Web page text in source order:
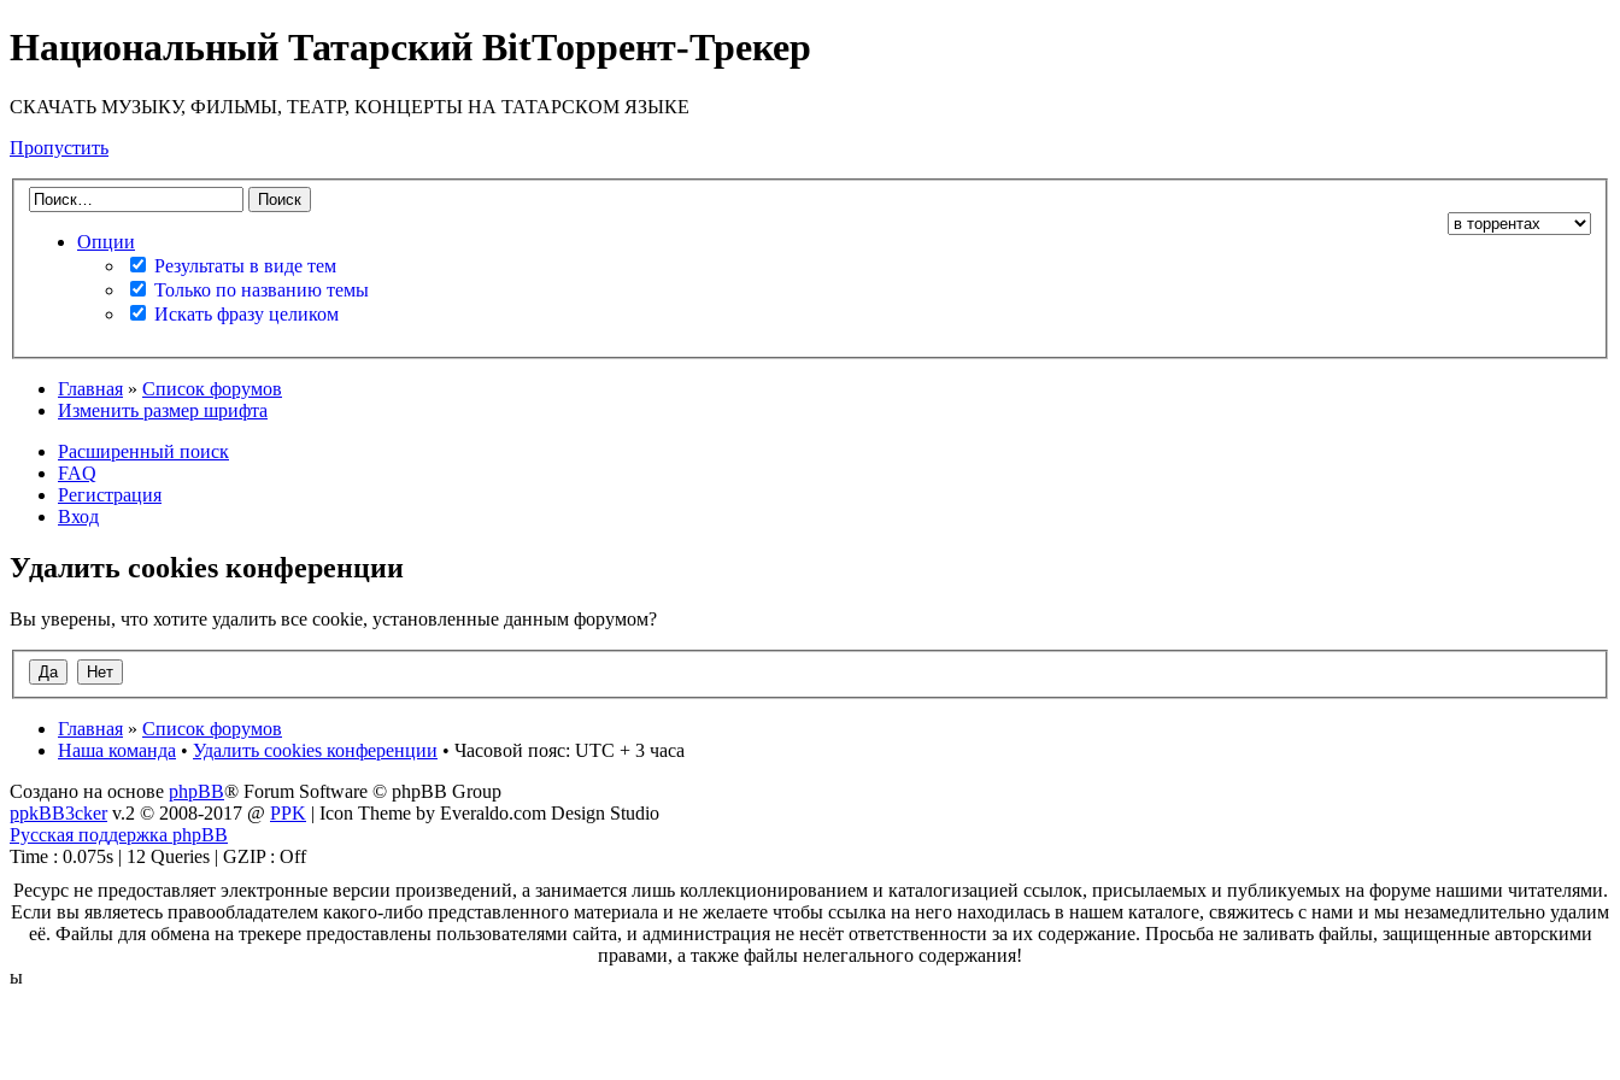
Национальный Татарский BitТоррент-Трекер
СКАЧАТЬ МУЗЫКУ, ФИЛЬМЫ, ТЕАТР, КОНЦЕРТЫ НА ТАТАРСКОМ ЯЗЫКЕ
Пропустить
Опции
Результаты в виде тем
Только по названию темы
Искать фразу целиком
Главная » Список форумов
Изменить размер шрифта
Расширенный поиск
FAQ
Регистрация
Вход
Удалить cookies конференции
Вы уверены, что хотите удалить все cookie, установленные данным форумом?
Главная » Список форумов
Наша команда • Удалить cookies конференции • Часовой пояс: UTC + 3 часа
Создано на основе phpBB® Forum Software © phpBB Group
ppkBB3ckerv.2 © 2008-2017 @ PPK | Icon Theme by Everaldo.com Design Studio
Русская поддержка phpBB
Time : 0.075s | 12 Queries | GZIP : Off
Ресурс не предоставляет электронные версии произведений, а занимается лишь коллекционированием и каталогизацией ссылок, присылаемых и публикуемых на форуме нашими читателями.
Если вы являетесь правообладателем какого-либо представленного материала и не желаете чтобы ссылка на него находилась в нашем каталоге, свяжитесь с нами и мы незамедлительно удалим
её. Файлы для обмена на трекере предоставлены пользователями сайта, и администрация не несёт ответственности за их содержание. Просьба не заливать файлы, защищенные авторскими
правами, а также файлы нелегального содержания!
ы